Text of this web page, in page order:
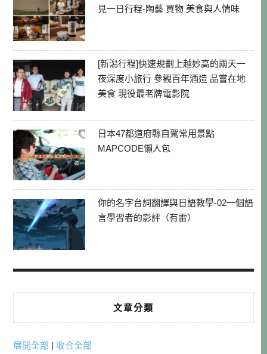
見一日行程-陶藝 買物 美食與人情味
[新潟行程]快速規劃上越妙高的兩天一
夜深度小旅行 參觀百年酒造 品嘗在地
美食 現役最老牌電影院
日本47都道府縣自駕常用景點
MAPCODE懶人包
你的名字台詞翻譯與日語教學-02一個語
言學習者的影評（有雷）
文章分類
展開全部 | 收合全部